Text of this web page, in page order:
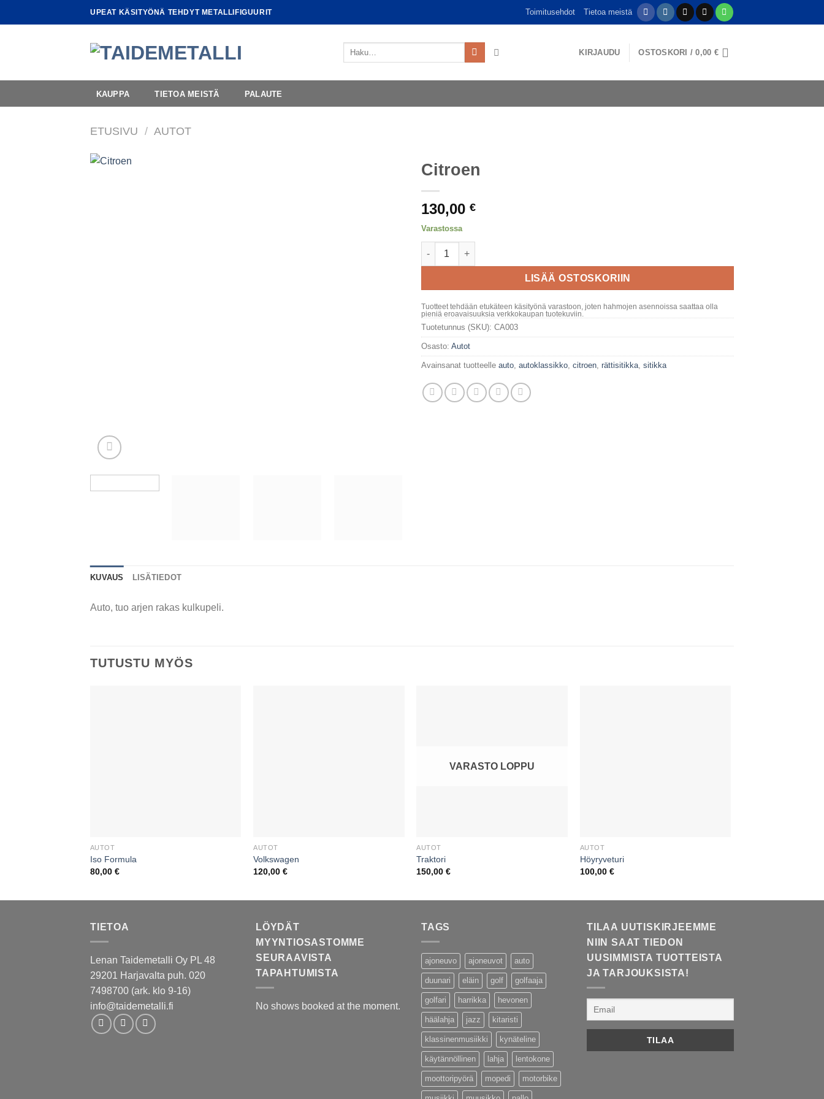
to
UPEAT KÄSITYÖNÄ TEHDYT METALLIFIGUURIT Toimitusehdot Tietoa meistä
Etsi:
KIRJAUDU OSTOSKORI /0,00 €
KAUPPA TIETOA MEISTÄ PALAUTE
ETUSIVU / AUTOT
Citroen
130,00 €
Varastossa
Citroen määrä
LISÄÄ OSTOSKORIIN
Tuotteet tehdään etukäteen käsityönä varastoon, joten hahmojen asennoissa saattaa olla
pieniä eroavaisuuksia verkkokaupan tuotekuviin.
Tuotetunnus (SKU): CA003
Osasto: Autot
Avainsanat tuotteelle auto autoklassikko citroen rättisitikka sitikka
KUVAUS LISÄTIEDOT
Auto, tuo arjen rakas kulkupeli.
TUTUSTU MYÖS
AUTOT
Iso Formula
80,00 €
AUTOT
Volkswagen
120,00€
VARASTO LOPPU
AUTOT
Traktori
150,00€
AUTOT
Höyryveturi
100,00 €
TIETOA
Lenan Taidemetalli Oy PL 48
29201 Harjavalta puh. 020
7498700 (ark. klo 9-16)
info@taidemetalli.fi
LÖYDÄT
MYYNTIOSASTOMME
SEURAAVISTA
TAPAHTUMISTA
No shows booked at the moment.
TAGS
ajoneuvo ajoneuvot auto
duunari eläin golf golfaaja
golfari harrikka hevonen
häälahja jazz kitaristi
klassinenmusiikki kynäteline
käytännöllinen lahja lentokone
moottoripyörä mopedi motorbike
TILAA UUTISKIRJEEMME
NIIN SAAT TIEDON
UUSIMMISTA TUOTTEISTA
JA TARJOUKSISTA!